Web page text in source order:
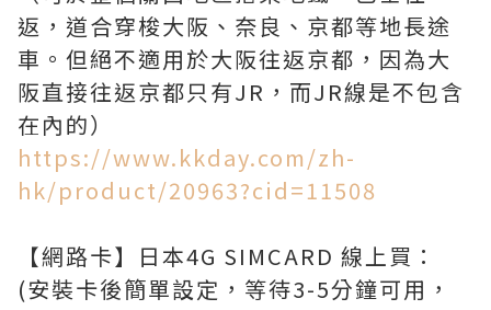
返，道合穿梭大阪、奈良、京都等地長途
車。但絕不適用於大阪往返京都，因為大
阪直接往返京都只有JR，而JR線是不包含
https://www.kkday.com/zh-
hk/product/20963?cid=11508
【網路卡】日本4G SIMCARD 線上買：
(安裝卡後簡單設定，等待3-5分鐘可用，